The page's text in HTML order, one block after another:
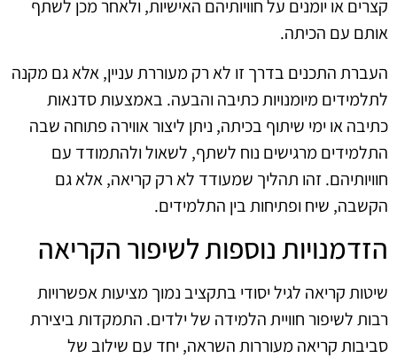
קצרים או יומנים על חוויותיהם האישיות, ולאחר מכן לשתף
אותם עם הכיתה.
העברת התכנים בדרך זו לא רק מעוררת עניין, אלא גם מקנה
לתלמידים מיומנויות כתיבה והבעה. באמצעות סדנאות
כתיבה או ימי שיתוף בכיתה, ניתן ליצור אווירה פתוחה שבה
התלמידים מרגישים נוח לשתף, לשאול ולהתמודד עם
חוויותיהם. זהו תהליך שמעודד לא רק קריאה, אלא גם
הקשבה, שיח ופתיחות בין התלמידים.
הזדמנויות נוספות לשיפור הקריאה
שיטות קריאה לגיל יסודי בתקציב נמוך מציעות אפשרויות
רבות לשיפור חוויית הלמידה של ילדים. התמקדות ביצירת
סביבות קריאה מעוררות השראה, יחד עם שילוב של